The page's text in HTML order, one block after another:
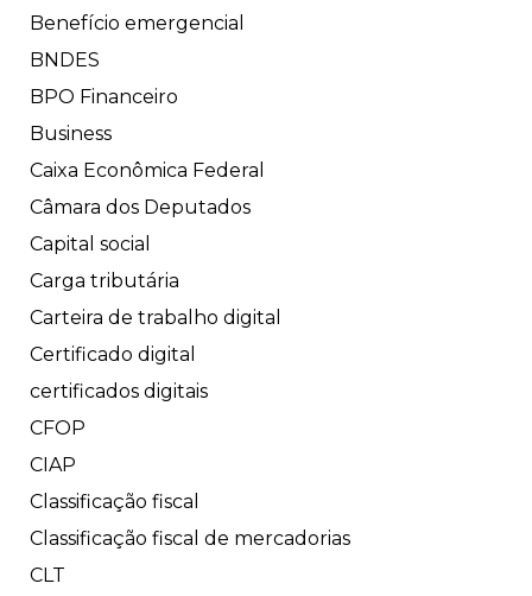
Benefício emergencial
BNDES
BPO Financeiro
Business
Caixa Econômica Federal
Câmara dos Deputados
Capital social
Carga tributária
Carteira de trabalho digital
Certificado digital
certificados digitais
CFOP
CIAP
Classificação fiscal
Classificação fiscal de mercadorias
CLT